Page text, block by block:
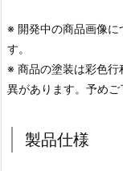
※ 開発中の商品画像に
す。
※ 商品の塗装は彩色行
異があります。予めご
製品仕様